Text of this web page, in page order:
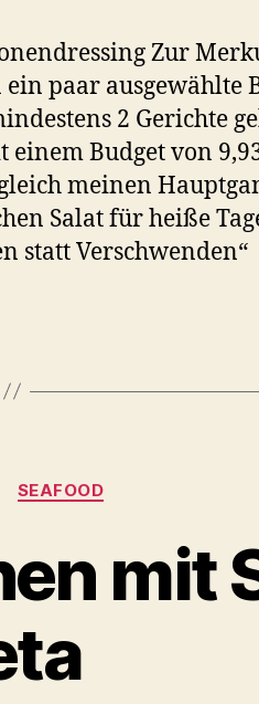
Zur
paar ausgewählte
2 Gerichte
Budget von
meinen
Salat für heiße
statt Verschwenden“
Kategorien
SEAFOOD
mit